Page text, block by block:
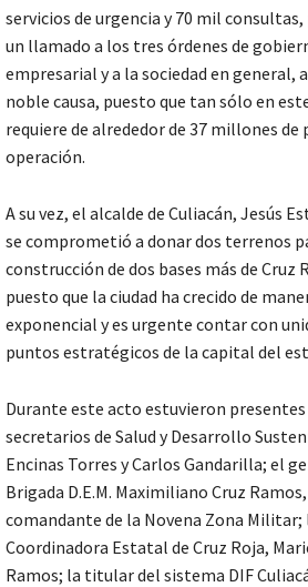
servicios de urgencia y 70 mil
un llamado a los tres órdenes de
empresarial y a la sociedad en general,
noble causa, puesto que tan sólo en
requiere de alrededor de 37 millones de
operación.
A su vez, el alcalde de Culiacán, Jesús
se comprometió a donar dos terrenos
construcción de dos bases más de Cruz
puesto que la ciudad ha crecido de
exponencial y es urgente contar con
puntos estratégicos de la capital del
Durante este acto estuvieron
secretarios de Salud y Desarrollo
Encinas Torres y Carlos Gandarilla; el
Brigada D.E.M. Maximiliano Cruz Ramos,
comandante de la Novena Zona Militar;
Coordinadora Estatal de Cruz Roja,
Ramos; la titular del sistema DIF